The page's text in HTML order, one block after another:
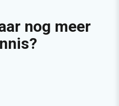
nog meer